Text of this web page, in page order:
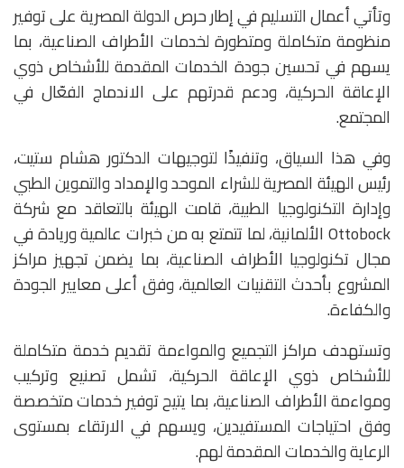
وتأتي أعمال التسليم في إطار حرص الدولة المصرية على توفير
منظومة متكاملة ومتطورة لخدمات الأطراف الصناعية، بما
يسهم في تحسين جودة الخدمات المقدمة للأشخاص ذوي
الإعاقة الحركية، ودعم قدرتهم على الاندماج الفعّال في
المجتمع.
وفي هذا السياق، وتنفيذًا لتوجيهات الدكتور هشام ستيت،
رئيس الهيئة المصرية للشراء الموحد والإمداد والتموين الطبي
وإدارة التكنولوجيا الطبية، قامت الهيئة بالتعاقد مع شركة
Ottobock الألمانية، لما تتمتع به من خبرات عالمية وريادة في
مجال تكنولوجيا الأطراف الصناعية، بما يضمن تجهيز مراكز
المشروع بأحدث التقنيات العالمية، وفق أعلى معايير الجودة
والكفاءة.
وتستهدف مراكز التجميع والمواءمة تقديم خدمة متكاملة
للأشخاص ذوي الإعاقة الحركية، تشمل تصنيع وتركيب
ومواءمة الأطراف الصناعية، بما يتيح توفير خدمات متخصصة
وفق احتياجات المستفيدين، ويسهم في الارتقاء بمستوى
الرعاية والخدمات المقدمة لهم.